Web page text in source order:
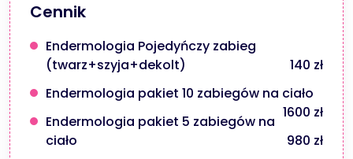
Cennik
Endermologia Pojedyńczy zabieg
(twarz+szyja+dekolt)
140 zł
Endermologia pakiet 10 zabiegów na ciało
1600 zł
Endermologia pakiet 5 zabiegów na
ciało
980 zł